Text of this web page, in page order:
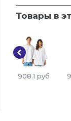
Товары в
908.1 руб